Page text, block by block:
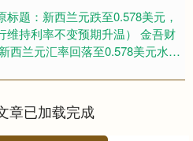
标题：新西兰元跌至0.578美元，
维持利率不变预期升温） 金吾财
西兰元汇率回落至0.578美元水
走势主要源于新....
章已加载完成